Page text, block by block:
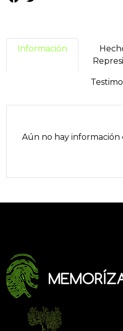
Información
Aún no hay información